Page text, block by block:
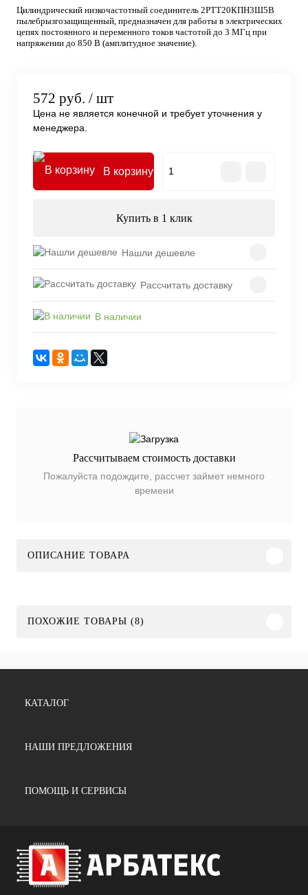
Цилиндрический низкочастотный соединитель 2РТТ20КПН3Ш5В
пылебрызгозащищенный, предназначен для работы в электрических
цепях постоянного и переменного токов частотой до 3 МГц при
напряжении до 850 В (амплитудное значение).
572 руб. / шт
Цена не является конечной и требует уточнения у
менеджера.
В корзину
Купить в 1 клик
Нашли дешевле
Рассчитать доставку
В наличии
Рассчитываем стоимость доставки
Пожалуйста подождите, рассчет займет немного
времени
ОПИСАНИЕ ТОВАРА
ПОХОЖИЕ ТОВАРЫ (8)
КАТАЛОГ
НАШИ ПРЕДЛОЖЕНИЯ
ПОМОЩЬ И СЕРВИСЫ